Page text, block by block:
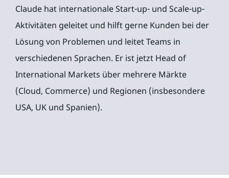
Claude hat internationale Start-up- und Scale-up-
Aktivitäten geleitet und hilft gerne Kunden bei der
Lösung von Problemen und leitet Teams in
verschiedenen Sprachen. Er ist jetzt Head of
International Markets über mehrere Märkte
(Cloud, Commerce) und Regionen (insbesondere
USA, UK und Spanien).